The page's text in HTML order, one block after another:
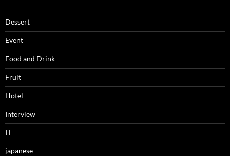
Dessert
Event
Food and Drink
Fruit
Hotel
Interview
IT
japanese